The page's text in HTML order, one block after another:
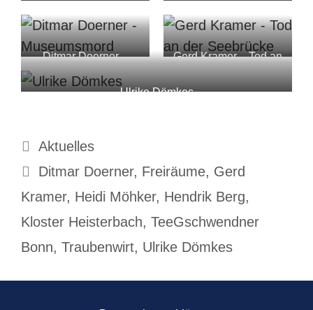
Ditmar Doerner –
Museumsmord
Gerd Kramer – Tod an
der Seebrücke
Ulrike Dömkes
Kategorien
Aktuelles
Schlagwörter
Ditmar Doerner, Freiräume, Gerd
Kramer, Heidi Möhker, Hendrik Berg,
Kloster Heisterbach, TeeGschwendner
Bonn, Traubenwirt, Ulrike Dömkes